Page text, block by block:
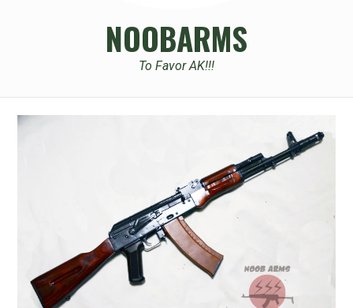
NOOBARMS
To Favor AK!!!